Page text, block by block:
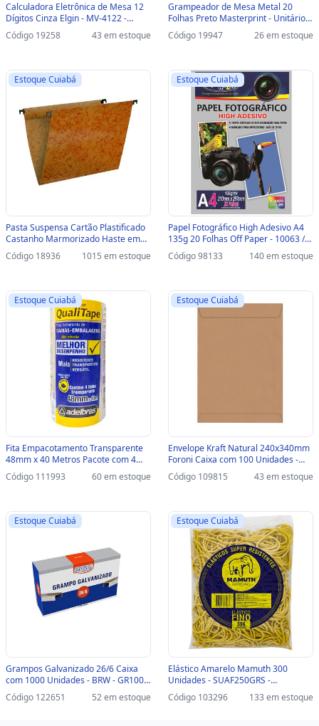
Calculadora Eletrônica de Mesa 12
Dígitos Cinza Elgin - MV-4122 -
Unitário - 42MV41220000
Código 19258 43 em estoque
Grampeador de Mesa Metal 20
Folhas Preto Masterprint - Unitário -
304010001 - MP 300 - 304010001 -
MP 300
Código 19947 26 em estoque
Estoque Cuiabá
Pasta Suspensa Cartão Plastificado
Castanho Marmorizado Haste em
Plástico Dello - Unitário - 0045.F -
0045.F.0050.2
Código 18936 1015 em estoque
Estoque Cuiabá
Papel Fotográfico High Adesivo A4
135g 20 Folhas Off Paper - 10063 /
100004 - 10063 / 100004
Código 98133 140 em estoque
Estoque Cuiabá
Fita Empacotamento Transparente
48mm x 40 Metros Pacote com 4
Unidades - Adelbras - 0811000018 -
0811000018
Código 111993 60 em estoque
Estoque Cuiabá
Envelope Kraft Natural 240x340mm
Foroni Caixa com 100 Unidades -
18.9755-0 - 18.9755-0
Código 109815 43 em estoque
Estoque Cuiabá
Grampos Galvanizado 26/6 Caixa
com 1000 Unidades - BRW - GR1000
- GR1000
Código 122651 52 em estoque
Estoque Cuiabá
Elástico Amarelo Mamuth 300
Unidades - SUAF250GRS -
SUAF250GRS
Código 103296 133 em estoque